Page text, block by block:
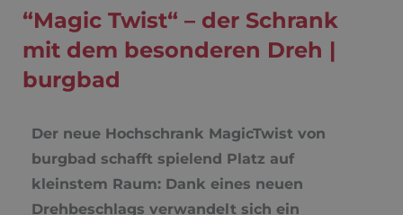
“Magic Twist“ – der Schrank
mit dem besonderen Dreh |
burgbad
Der neue Hochschrank MagicTwist von
burgbad schafft spielend Platz auf
kleinstem Raum: Dank eines neuen
Drehbeschlags verwandelt sich ein